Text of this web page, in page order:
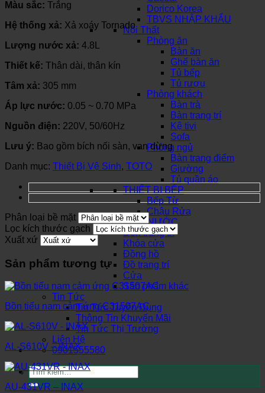
Dorico Korea
TBVS NHẬP KHẨU
Nội Thất
Phòng ăn
Bàn ăn
Ghế bàn ăn
Tủ bếp
Tủ rượu
Phòng khách
Bàn trà
Bàn trang trí
Kệ tivi
Sofa
Phòng ngủ
Bàn trang điểm
Giường
Tủ quần áo
THIẾT BỊ BẾP
Bếp Từ
Chậu Rửa
SƠN NƯỚC
Đèn trang trí
Khóa cửa
Đồng hồ
Đồ trang trí
Cửa
Sản phẩm khác
Tin Tức
Tin Tức Tuyển Dụng
Thông Tin Khuyến Mãi
Tin Tức Thị Trường
Liên Hệ
0901555580
Tìm
kiếm:
Màu sắc: Trắng
Hệ thống xả: Xả xoáy Tornado
Lượng nước xả: 4.8L
Thiết kế: Thân dài, thân kín
Tâm xả: 305 mm
Áp lực nước: 0.05 ~ 0.70 MPa
Nguồn điện: 220V, 50/60Hz
Lưu ý: Bao gồm bích nối sàn, van dừng
Danh mục: Thiết Bị Vệ Sinh, TOTO
Phân loại bề mặt
Lọc kích thước gạch
Xuất xứ
Sản phẩm tương tự
Bồn tiểu nam cảm ứng C31507AC
AL-S610V – INAX
AU-431VR – INAX